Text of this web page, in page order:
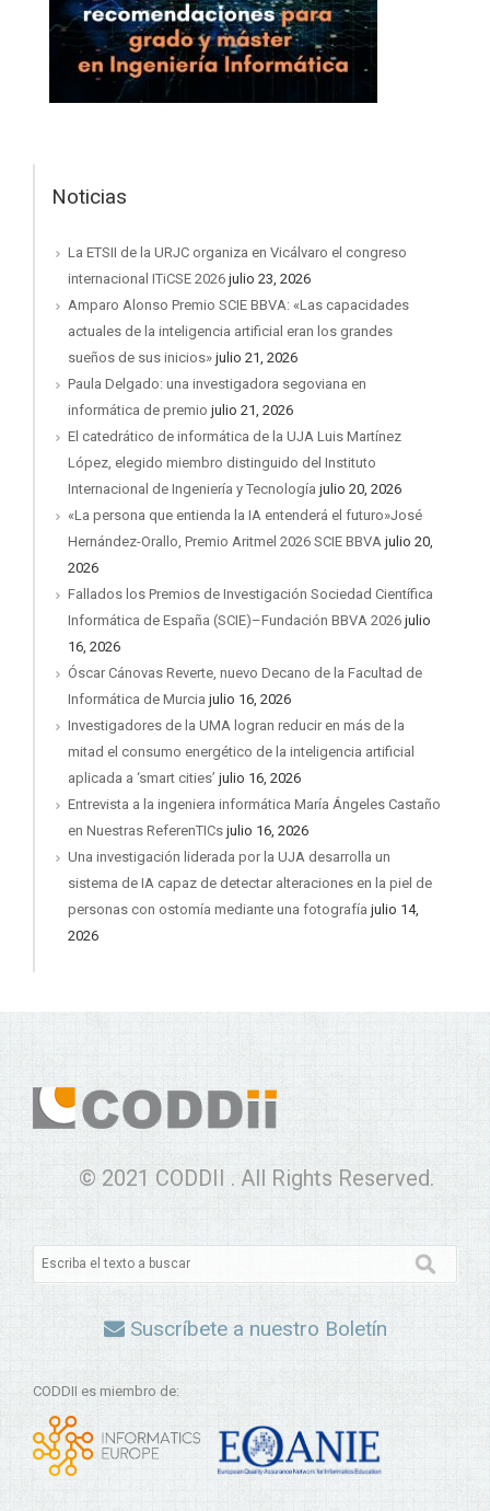
Noticias
La ETSII de la URJC organiza en Vicálvaro el congreso
internacional ITiCSE 2026 julio 23, 2026
Amparo Alonso Premio SCIE BBVA: «Las capacidades
actuales de la inteligencia artificial eran los grandes
sueños de sus inicios» julio 21, 2026
Paula Delgado: una investigadora segoviana en
informática de premio julio 21, 2026
El catedrático de informática de la UJA Luis Martínez
López, elegido miembro distinguido del Instituto
Internacional de Ingeniería y Tecnología julio 20, 2026
«La persona que entienda la IA entenderá el futuro»José
Hernández-Orallo, Premio Aritmel 2026 SCIE BBVA julio 20,
2026
Fallados los Premios de Investigación Sociedad Científica
Informática de España (SCIE)–Fundación BBVA 2026 julio
16, 2026
Óscar Cánovas Reverte, nuevo Decano de la Facultad de
Informática de Murcia julio 16, 2026
Investigadores de la UMA logran reducir en más de la
mitad el consumo energético de la inteligencia artificial
aplicada a ‘smart cities’ julio 16, 2026
Entrevista a la ingeniera informática María Ángeles Castaño
en Nuestras ReferenTICs julio 16, 2026
Una investigación liderada por la UJA desarrolla un
sistema de IA capaz de detectar alteraciones en la piel de
personas con ostomía mediante una fotografía julio 14,
2026
© 2021 CODDII . All Rights Reserved.
Suscríbete a nuestro Boletín
CODDII es miembro de: